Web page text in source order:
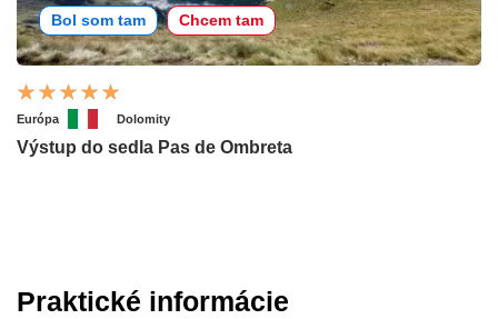
Bol som tam Chcem tam
Európa Dolomity
Výstup do sedla Pas de Ombreta
Praktické informácie